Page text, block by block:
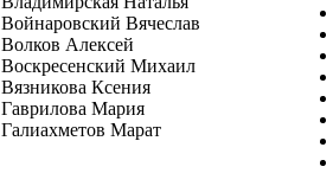
Войнаровский Вячеслав
Волков Алексей
Воскресенский Михаил
Вязникова Ксения
Гаврилова Мария
Галиахметов Марат